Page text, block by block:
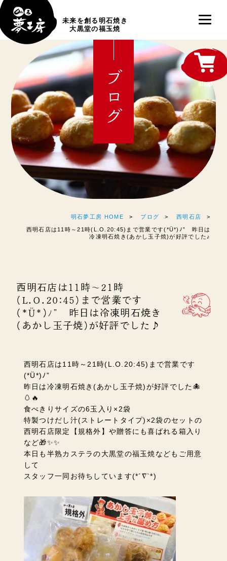
未来を創る明石焼き
大黒堂の福玉焼
ブログ
明石夢工房 HOME ブログ 西明石店
西明石店は11時～21時(L.O.20:45)まで営業です(*Ü*)ﾉ” 昨日は
冷凍明石焼き(あかし玉子焼)が好評でした♪
西明石店は11時～21時
(L.O.20:45)まで営業です
(*Ü*)ﾉ” 昨日は冷凍明石焼き
(あかし玉子焼)が好評でした♪
西明石店は11時～21時(L.O.20:45)まで営業です
(*Ü*)ﾉ”
昨日は冷凍明石焼き(あかし玉子焼)が好評でした🐙
🥚🔥
食べきりサイズの6玉入り×2袋
特製つけだし汁(ストレートタイプ)×2袋のセットの
西明石店限定【規格外】や贈答にも喜ばれる箱入り
など🎁✨✨
本日も半熟カステラの大黒堂の福玉焼などもご用意
して
スタッフ一同お待ちしています(*´∇`*)
shop